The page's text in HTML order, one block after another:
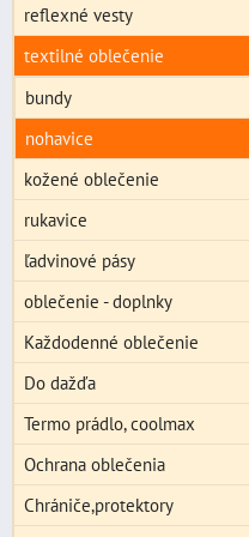
reflexné vesty
textilné oblečenie
bundy
nohavice
kožené oblečenie
rukavice
ľadvinové pásy
oblečenie - doplnky
Každodenné oblečenie
Do dažďa
Termo prádlo, coolmax
Ochrana oblečenia
Chrániče,protektory